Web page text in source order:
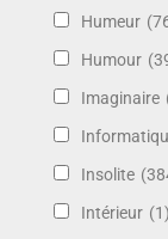
Humeur
Humour
Imaginaire
Insolite
Intérieur (1)